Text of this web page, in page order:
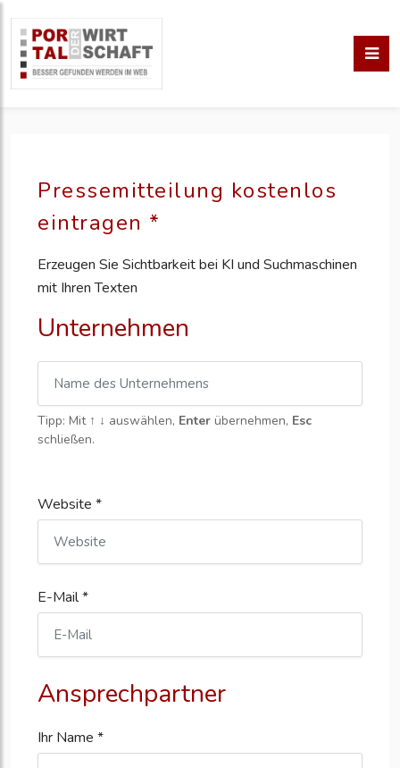
Pressemitteilung kostenlos
eintragen *
Erzeugen Sie Sichtbarkeit bei KI und Suchmaschinen
mit Ihren Texten
Unternehmen
Tipp: Mit ↑ ↓ auswählen, Enter übernehmen, Esc
schließen.
Website *
E-Mail *
Ansprechpartner
Ihr Name *